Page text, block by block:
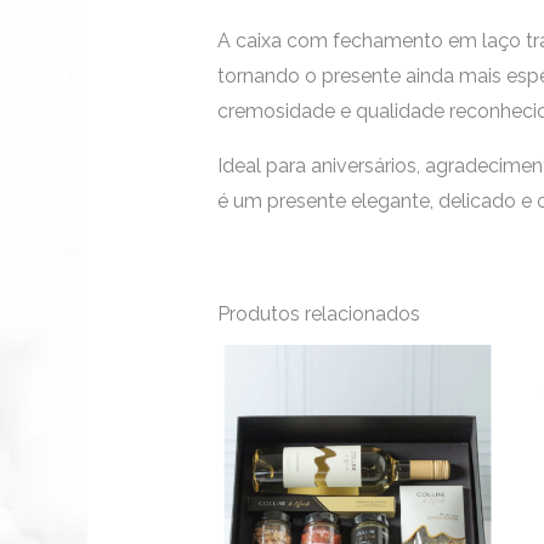
A caixa com fechamento em laço
tornando o presente ainda mais
cremosidade e qualidade
Ideal para aniversários,
é um presente elegante, delicado e
Produtos relacionados
tem
várias
variantes.
As